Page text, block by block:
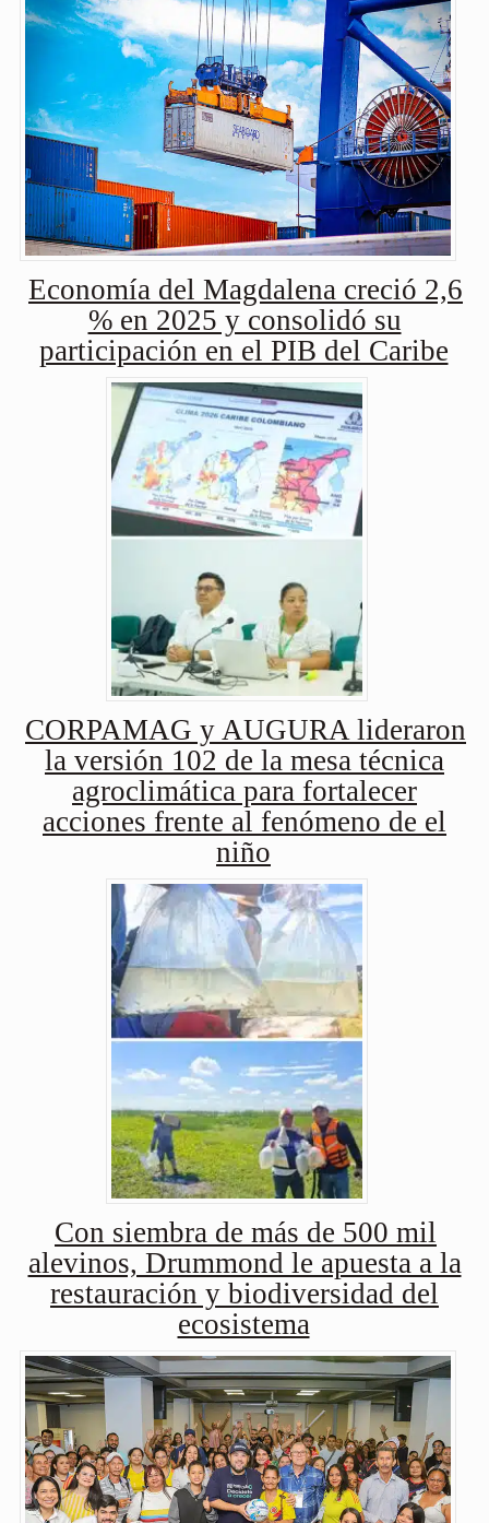
Economía del Magdalena creció 2,6
% en 2025 y consolidó su
participación en el PIB del Caribe
CORPAMAG y AUGURA lideraron
la versión 102 de la mesa técnica
agroclimática para fortalecer
acciones frente al fenómeno de el
niño
Con siembra de más de 500 mil
alevinos, Drummond le apuesta a la
restauración y biodiversidad del
ecosistema